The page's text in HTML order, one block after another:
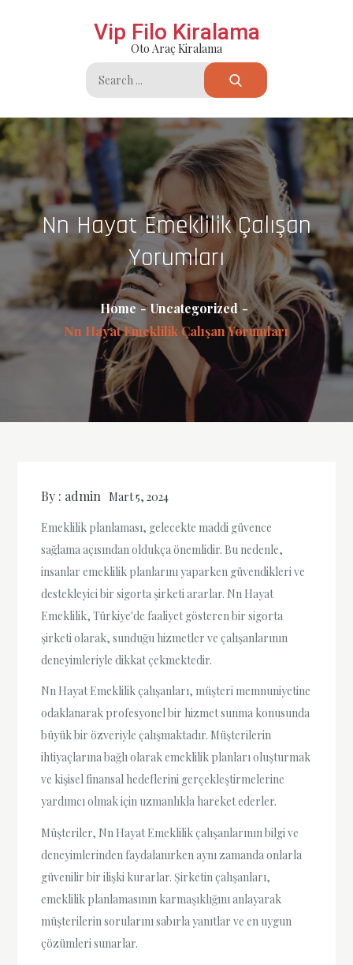
Vip Filo Kiralama
Oto Araç Kiralama
Search
for:
Nn Hayat Emeklilik Çalışan
Yorumları
Home
Uncategorized
Nn Hayat Emeklilik Çalışan Yorumları
By : admin Mart 5, 2024
Emeklilik planlaması, gelecekte maddi güvence
sağlama açısından oldukça önemlidir. Bu nedenle,
insanlar emeklilik planlarını yaparken güvendikleri ve
destekleyici bir sigorta şirketi ararlar. Nn Hayat
Emeklilik, Türkiye'de faaliyet gösteren bir sigorta
şirketi olarak, sunduğu hizmetler ve çalışanlarının
deneyimleriyle dikkat çekmektedir.
Nn Hayat Emeklilik çalışanları, müşteri memnuniyetine
odaklanarak profesyonel bir hizmet sunma konusunda
büyük bir özveriyle çalışmaktadır. Müşterilerin
ihtiyaçlarına bağlı olarak emeklilik planları oluşturmak
ve kişisel finansal hedeflerini gerçekleştirmelerine
yardımcı olmak için uzmanlıkla hareket ederler.
Müşteriler, Nn Hayat Emeklilik çalışanlarının bilgi ve
deneyimlerinden faydalanırken aynı zamanda onlarla
güvenilir bir ilişki kurarlar. Şirketin çalışanları,
emeklilik planlamasının karmaşıklığını anlayarak
müşterilerin sorularını sabırla yanıtlar ve en uygun
çözümleri sunarlar.